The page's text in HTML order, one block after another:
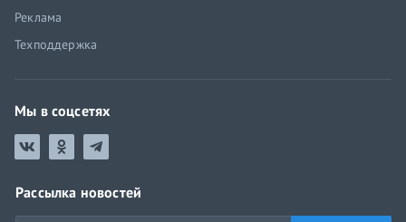
Реклама
Техподдержка
Мы в соцсетях
Рассылка новостей